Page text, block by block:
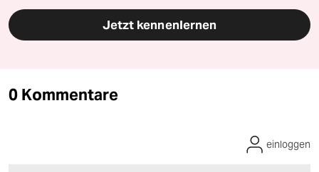
Jetzt kennenlernen
0 Kommentare
einloggen